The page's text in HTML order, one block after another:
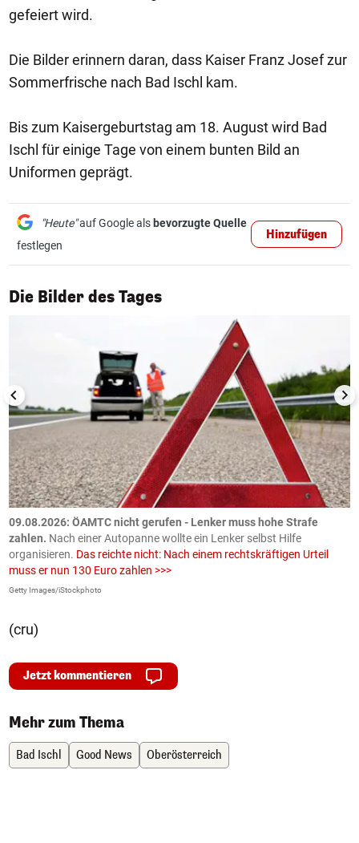
gefeiert wird.
Die Bilder erinnern daran, dass Kaiser Franz Josef zur
Sommerfrische nach Bad Ischl kam.
Bis zum Kaisergeburtstag am 18. August wird Bad
Ischl für einige Tage von einem bunten Bild an
Uniformen geprägt.
"Heute"auf Google als bevorzugte Quelle
festlegen
Hinzufügen
Die Bilder des Tages
1/50
09.08.2026: ÖAMTC nicht gerufen - Lenker muss hohe Strafe
zahlen. Nach einer Autopanne wollte ein Lenker selbst Hilfe
organisieren. Das reichte nicht: Nach einem rechtskräftigen Urteil
muss er nun 130 Euro zahlen >>>
Getty Images/iStockphoto
(cru)
Jetzt kommentieren
Mehr zum Thema
Bad Ischl Good News Oberösterreich